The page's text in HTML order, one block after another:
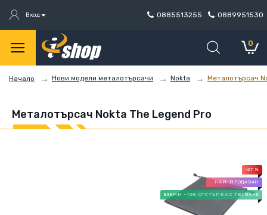
Вход 0885513255 0889951530
0
Начало Нови модели металотърсачи Nokta Металотърсач
Металотърсач Nokta The Legend Pro
НАЙ-ПРОДАВАН
ВЗЕМИ -10% ОТСТЪПКА С TBI BANK
-27 %